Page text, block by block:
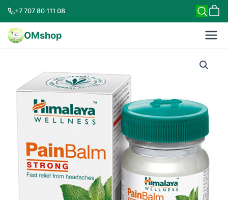
+7 707 80 111 08
OMshop